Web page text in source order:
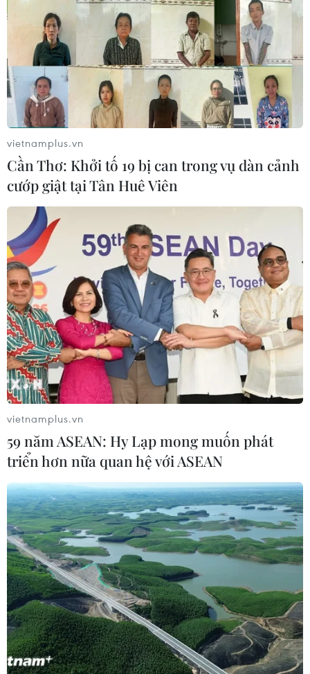
vietnamplus.vn
Cần Thơ: Khởi tố 19 bị can trong vụ dàn cảnh
cướp giật tại Tân Huê Viên
vietnamplus.vn
59 năm ASEAN: Hy Lạp mong muốn phát
triển hơn nữa quan hệ với ASEAN